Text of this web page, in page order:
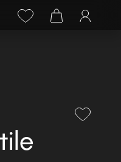
+38 (068) 778-40-38